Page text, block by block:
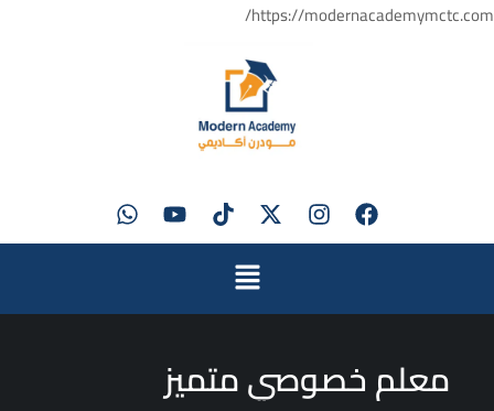
https://modernacademymctc.com/
معلم خصوصي متميز